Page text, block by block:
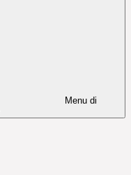
Menu di